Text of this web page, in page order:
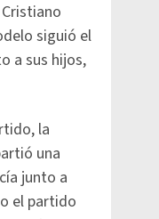
siguió el
a sus hijos,
la
una
junto a
el partido